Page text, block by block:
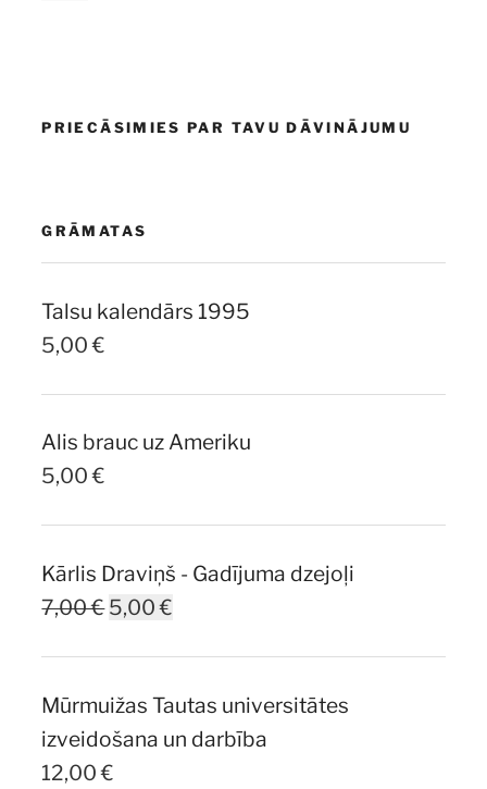
PRIECĀSIMIES PAR TAVU DĀVINĀJUMU
GRĀMATAS
Talsu kalendārs 1995
5,00€
Alis brauc uz Ameriku
5,00€
Kārlis Draviņš - Gadījuma dzejoļi
7,00€Original
7,00 €.
5,00€
5,00 €.
Mūrmuižas Tautas universitātes
izveidošana un darbība
12,00€